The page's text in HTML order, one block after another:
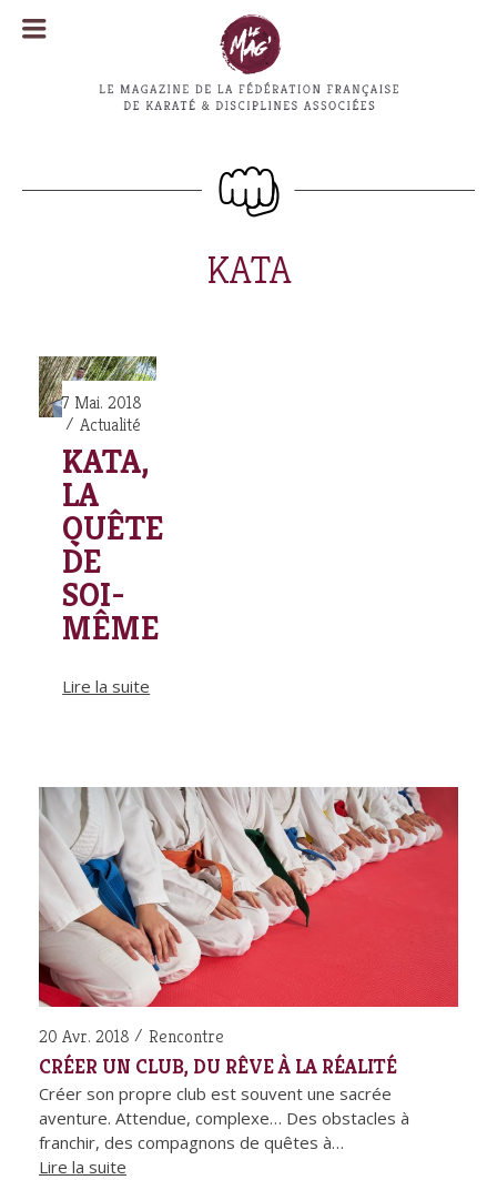
KATA
7 Mai. 2018
Actualité
KATA,
LA
QUÊTE
DE
SOI-
MÊME
Lire la suite
20 Avr. 2018 Rencontre
CRÉER UN CLUB, DU RÊVE À LA RÉALITÉ
Créer son propre club est souvent une sacrée
aventure. Attendue, complexe… Des obstacles à
franchir, des compagnons de quêtes à…
Lire la suite